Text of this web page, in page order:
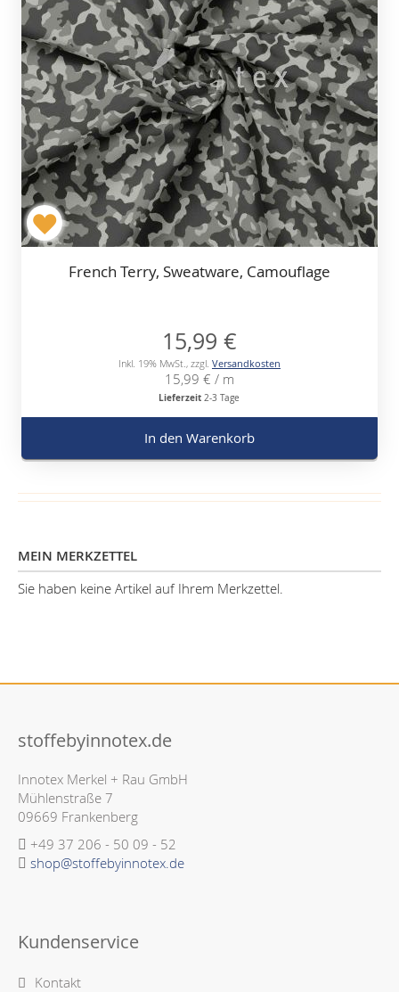
French Terry, Sweatware, Camouflage
15,99 €
Inkl. 19% MwSt. , zzgl. Versandkosten
15,99 € / m
Lieferzeit 2-3 Tage
In den Warenkorb
MEIN MERKZETTEL
Sie haben keine Artikel auf Ihrem Merkzettel.
stoffebyinnotex.de
Innotex Merkel + Rau GmbH
Mühlenstraße 7
09669 Frankenberg
+49 37 206 - 50 09 - 52
shop@stoffebyinnotex.de
Kundenservice
Kontakt